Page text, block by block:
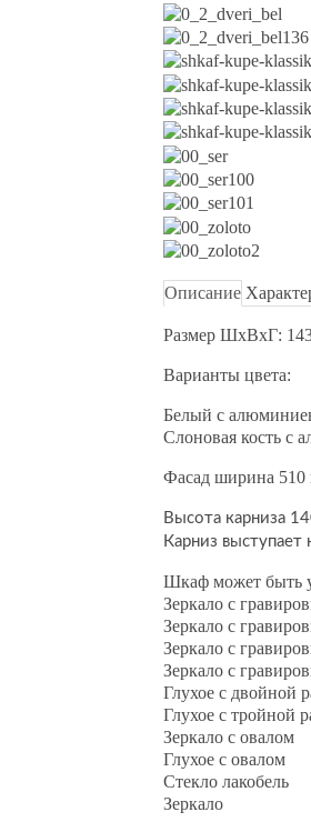
Описание
Размер ШхВхГ:
Варианты цвета:
Белый с
Слоновая кость с
Фасад ширина
Высота карниза
Карниз
Шкаф может быть
Зеркало с
Зеркало с
Зеркало с
Зеркало с
Глухое с двойной
Глухое с тройной
Зеркало с овалом
Глухое с овалом
Стекло лакобель
Зеркало